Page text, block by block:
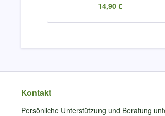
14,90 €
Kontakt
Persönliche Unterstützung und Beratung